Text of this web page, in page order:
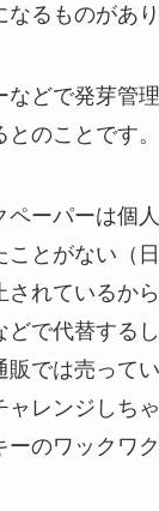
るものがあり
などで発芽管
のことです。
ペーパーは個
ことがない（
されているか
どで代替する
販では売って
ャレンジしち
のワックワク